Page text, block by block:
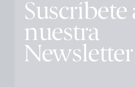
Suscríbete
nuestra
Newsletter